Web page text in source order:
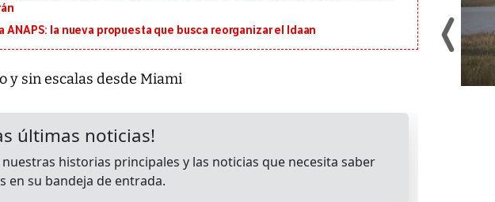
ANAPS: la nueva propuesta que busca reorganizar el Idaan
y sin escalas desde Miami
influenciada por su entorno